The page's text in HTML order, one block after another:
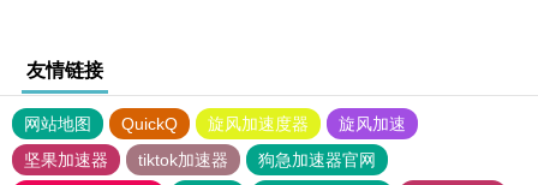
友情链接
网站地图 QuickQ 旋风加速度器
旋风加速
坚果加速器
tiktok加速器
狗急加速器官网